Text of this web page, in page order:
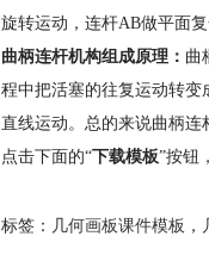
旋转运动，连杆AB做平面
曲柄连杆机构组成原理： 曲
程中把活塞的往复运动转变
直线运动。总的来说曲柄连
点击下面的“下载模板”按钮
标签： 几何画板课件模板 ，